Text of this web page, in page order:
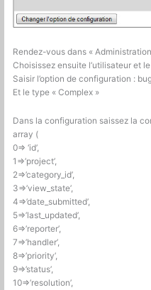
Rendez-vous dans «
Choisissez ensuite l’utilisateur et
Saisir l’option de configuration :
Et le type « Complex »
Dans la configuration saissez la
array (
0=> ‘id’,
1=>’project’,
2=>’category_id’,
3=>’view_state’,
4=>’date_submitted’,
5=>’last_updated’,
6=>’reporter’,
7=>’handler’,
8=>’priority’,
9=>’status’,
10=>’resolution’,